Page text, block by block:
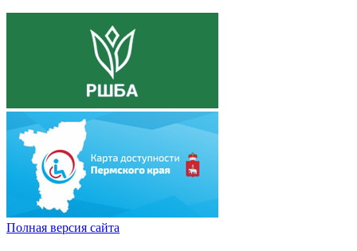
Полная версия сайта